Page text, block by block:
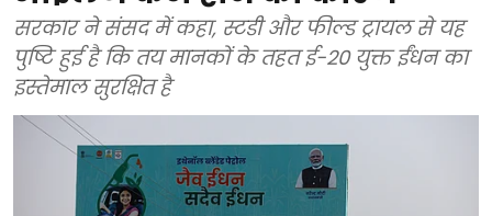
सरकार ने संसद में कहा, स्टडी और फील्ड ट्रायल से यह
पुष्टि हुई है कि तय मानकों के तहत ई-20 युक्त ईंधन का
इस्तेमाल सुरक्षित है